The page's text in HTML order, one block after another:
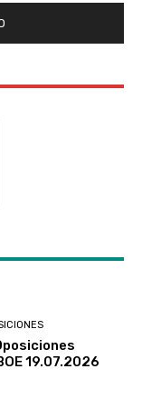
19.07.2026